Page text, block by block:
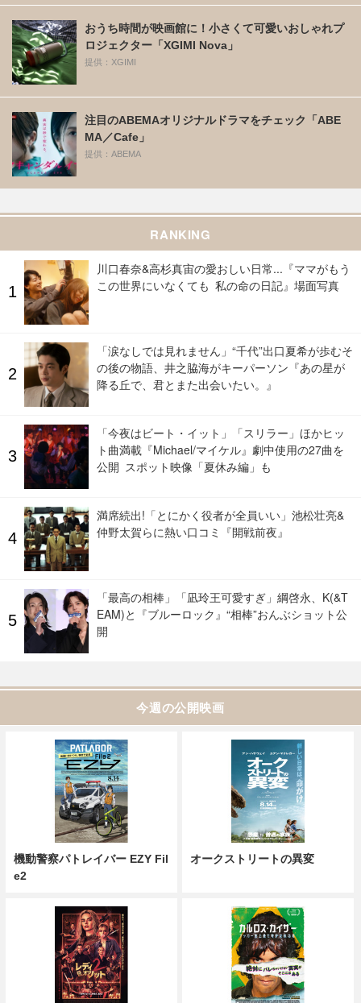
おうち時間が映画館に！小さくて可愛いおしゃれプ
ロジェクター「XGIMI Nova」
提供：XGIMI
注目のABEMAオリジナルドラマをチェック「ABE
MA／Cafe」
提供：ABEMA
RANKING
川口春奈&高杉真宙の愛おしい日常...『ママがもう
この世界にいなくても 私の命の日記』場面写真
「涙なしでは見れません」“千代”出口夏希が歩むそ
の後の物語、井之脇海がキーパーソン『あの星が
降る丘で、君とまた出会いたい。』
「今夜はビート・イット」「スリラー」ほかヒッ
ト曲満載『Michael/マイケル』劇中使用の27曲を
公開 スポット映像「夏休み編」も
満席続出!「とにかく役者が全員いい」池松壮亮&
仲野太賀らに熱い口コミ『開戦前夜』
「最高の相棒」「凪玲王可愛すぎ」綱啓永、K(&T
EAM)と『ブルーロック』“相棒”おんぶショット公
開
今週の公開映画
機動警察パトレイバー EZY Fil
e2
オークストリートの異変